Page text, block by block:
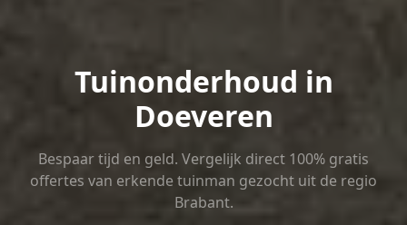
Tuinonderhoud in
Doeveren
Bespaar tijd en geld. Vergelijk direct 100% gratis
offertes van erkende tuinman gezocht uit de regio
Brabant.